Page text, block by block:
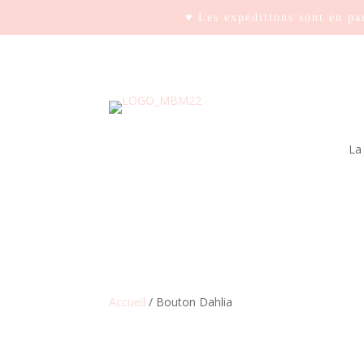
♥ Les expéditions sont en
Accueil / Bouton Dahlia